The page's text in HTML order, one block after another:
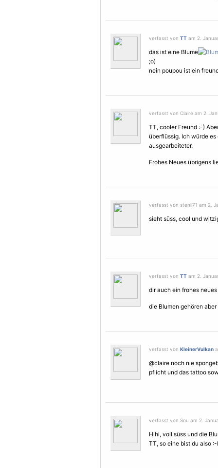
verfasst von TT am 2.
das ist eine Blume
;o)
nein poupou ist ein
verfasst von Claire am 2.
TT, cooler Freund :-)
überflüssig. Ich würde
ausgearbeiteter.
Frohes Neues übrigens
verfasst von stenli71 am 2.
sieht süss, cool und
verfasst von TT am 2.
dir auch ein frohes
die Blumen gehören aber
verfasst von KleinerVulkan
@claire noch nie
pflicht und das tattoo
verfasst von Sou am 2.
Hihi, voll süss und die
TT, so eine bist du also :-